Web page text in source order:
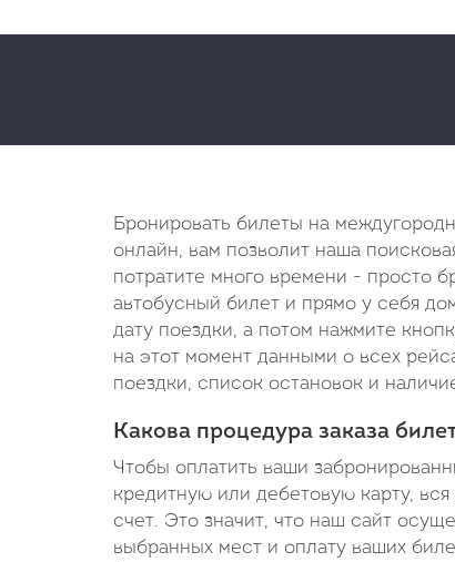
Бронировать билеты на
онлайн, вам позволит наша
потратите много времени - просто
автобусный билет и прямо у себя
дату поездки, а потом нажмите
на этот момент данными о всех
поездки, список остановок и
Какова процедура заказа
Чтобы оплатить ваши
кредитную или дебетовую карту,
счет. Это значит, что наш сайт
выбранных мест и оплату ваших